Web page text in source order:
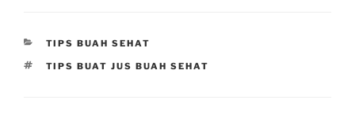
CATEGORIES
TIPS BUAH SEHAT
TAGS
TIPS BUAT JUS BUAH SEHAT